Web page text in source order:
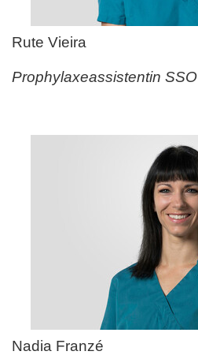
Rute Vieira
Prophylaxeassistentin SSO
Nadia Franzé